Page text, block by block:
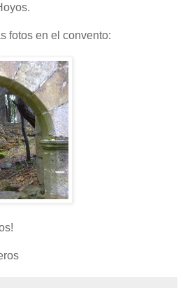
fotos en el convento: